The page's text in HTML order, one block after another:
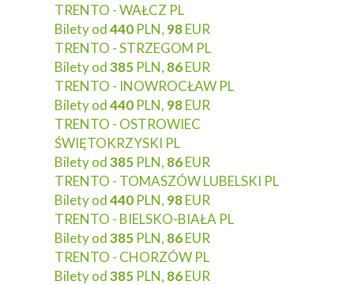
TRENTO - WAŁCZ PL
Bilety od440 PLN, 98EUR
TRENTO - STRZEGOM PL
Bilety od385 PLN, 86EUR
TRENTO - INOWROCŁAW PL
Bilety od440 PLN, 98EUR
TRENTO - OSTROWIEC
ŚWIĘTOKRZYSKI PL
Bilety od385 PLN, 86EUR
TRENTO - TOMASZÓW LUBELSKI PL
Bilety od440 PLN, 98EUR
TRENTO - BIELSKO-BIAŁA PL
Bilety od385 PLN, 86EUR
TRENTO - CHORZÓW PL
Bilety od385 PLN, 86EUR